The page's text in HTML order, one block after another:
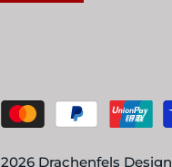
Drachenfels Design